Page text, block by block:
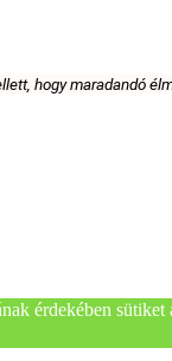
hogy maradandó
érdekében